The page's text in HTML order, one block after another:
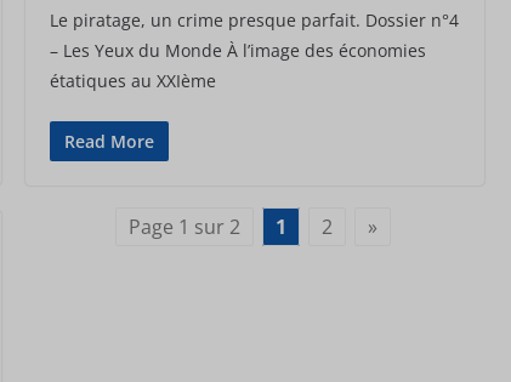
Le piratage, un crime presque parfait. Dossier n°4
– Les Yeux du Monde À l’image des économies
étatiques au XXIème
Read More
Page 1 sur 2 1 2 »